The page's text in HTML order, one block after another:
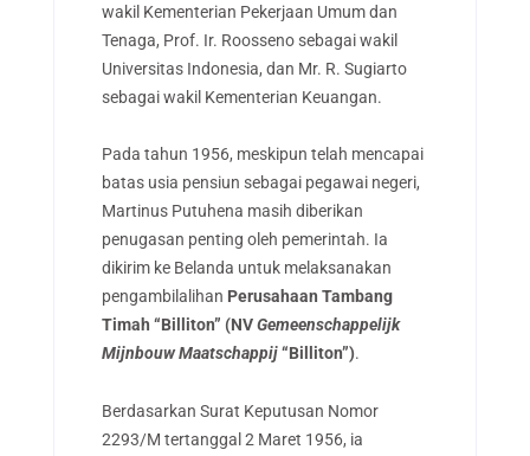
wakil Kementerian Pekerjaan Umum dan
Tenaga, Prof. Ir. Roosseno sebagai wakil
Universitas Indonesia, dan Mr. R. Sugiarto
sebagai wakil Kementerian Keuangan.
Pada tahun 1956, meskipun telah mencapai
batas usia pensiun sebagai pegawai negeri,
Martinus Putuhena masih diberikan
penugasan penting oleh pemerintah. Ia
dikirim ke Belanda untuk melaksanakan
pengambilalihan Perusahaan Tambang
Timah “Billiton” (NVGemeenschappelijk
Mijnbouw Maatschappij“Billiton”).
Berdasarkan Surat Keputusan Nomor
2293/M tertanggal 2 Maret 1956, ia